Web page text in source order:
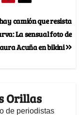
camión que resista
La sensual foto de
Acuña en bikini
Orillas
de periodistas